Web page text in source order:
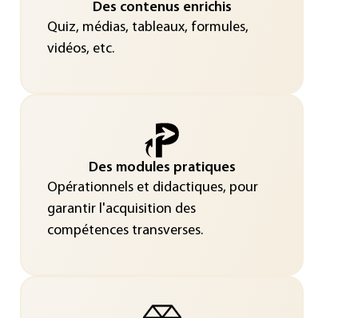
Des contenus enrichis
Quiz, médias, tableaux, formules,
vidéos, etc.
Des modules pratiques
Opérationnels et didactiques, pour
garantir l'acquisition des
compétences transverses.